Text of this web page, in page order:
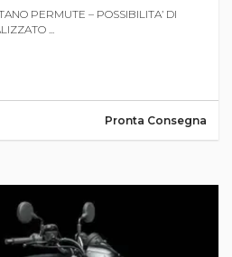
PERMUTE – POSSIBILITA’ DI
...
Pronta Consegna